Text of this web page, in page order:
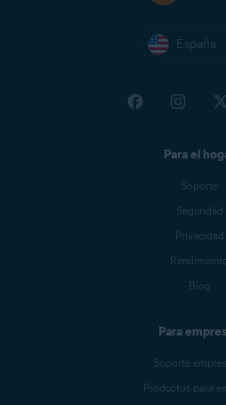
España
Para el
Soporte
Seguridad
Privacidad
Blog
Para
Soporte
Productos para